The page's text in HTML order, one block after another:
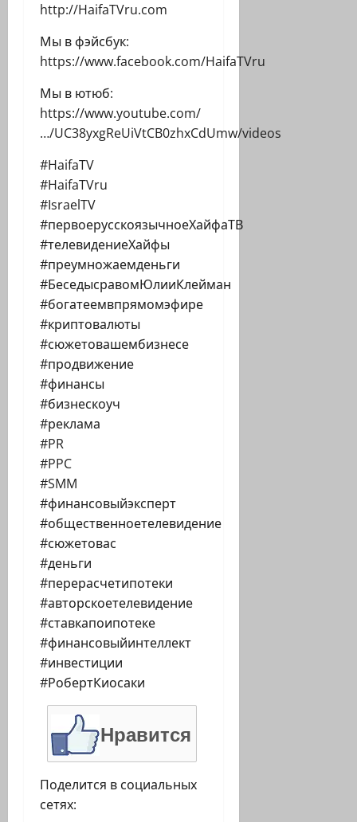
http://HaifaTVru.com
Мы в фэйсбук:
https://www.facebook.com/HaifaTVru
Мы в ютюб:
https://www.youtube.com/
…/UC38yxgReUiVtCB0zhxCdUmw/videos
#HaifaTV
#HaifaTVru
#IsraelTV
#первоерусскоязычноеХайфаТВ
#телевидениеХайфы
#преумножаемденьги
#БеседысравомЮлииКлейман
#богатеемвпрямомэфире
#криптовалюты
#сюжетовашембизнесе
#продвижение
#финансы
#бизнескоуч
#реклама
#PR
#PPC
#SMM
#финансовыйэксперт
#общественноетелевидение
#сюжетовас
#деньги
#перерасчетипотеки
#авторскоетелевидение
#ставкапоипотеке
#финансовыйинтеллект
#инвестиции
#РобертКиосаки
Нравится
Поделится в социальных
сетях: